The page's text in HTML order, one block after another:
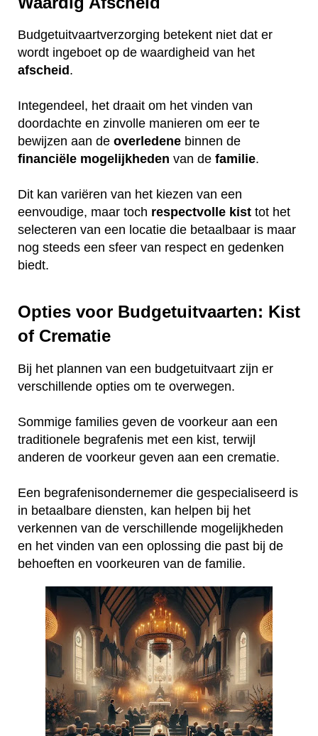
Budgetuitvaartverzorging betekent niet dat er
wordt ingeboet op de waardigheid van het
afscheid .
Integendeel, het draait om het vinden van
doordachte en zinvolle manieren om eer te
bewijzen aan de overledene binnen de
financiële mogelijkheden van de familie.
Dit kan variëren van het kiezen van een
eenvoudige, maar toch respectvolle kist tot het
selecteren van een locatie die betaalbaar is maar
nog steeds een sfeer van respect en gedenken
biedt.
Opties voor Budgetuitvaarten: Kist
of Crematie
Bij het plannen van een budgetuitvaart zijn er
verschillende opties om te overwegen.
Sommige families geven de voorkeur aan een
traditionele begrafenis met een kist, terwijl
anderen de voorkeur geven aan een crematie.
Een begrafenisondernemer die gespecialiseerd is
in betaalbare diensten, kan helpen bij het
verkennen van de verschillende mogelijkheden
en het vinden van een oplossing die past bij de
behoeften en voorkeuren van de familie.